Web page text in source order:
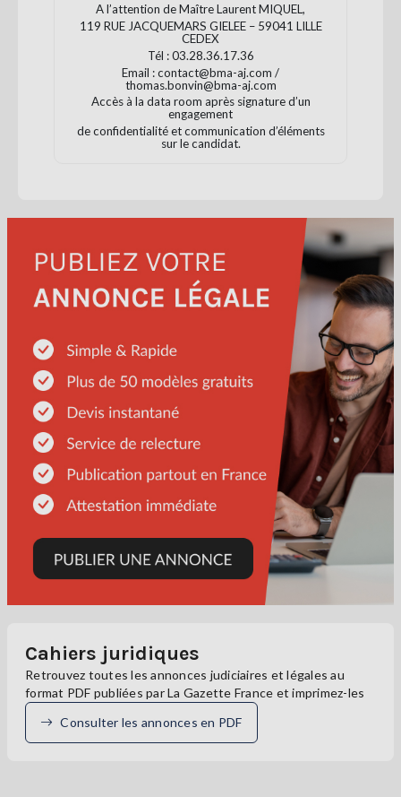
A l’attention de Maître Laurent MIQUEL,
119 RUE JACQUEMARS GIELEE – 59041 LILLE
CEDEX
Tél : 03.28.36.17.36
Email : contact@bma-aj.com /
thomas.bonvin@bma-aj.com
Accès à la data room après signature d’un
engagement
de confidentialité et communication d’éléments
sur le candidat.
Cahiers juridiques
Retrouvez toutes les annonces judiciaires et légales au
format PDF publiées par La Gazette France et imprimez-les
Consulter les annonces en PDF